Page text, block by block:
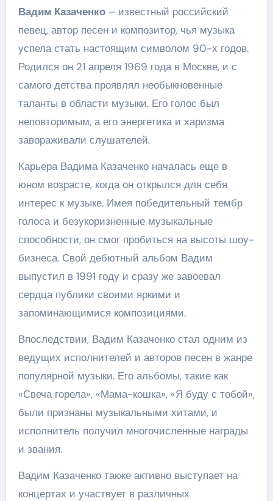
Вадим Казаченко– известный российский
певец, автор песен и композитор, чья музыка
успела стать настоящим символом 90-х годов.
Родился он 21 апреля 1969 года в Москве, и с
самого детства проявлял необыкновенные
таланты в области музыки. Его голос был
неповторимым, а его энергетика и харизма
завораживали слушателей.
Карьера Вадима Казаченко началась еще в
юном возрасте, когда он открылся для себя
интерес к музыке. Имея победительный тембр
голоса и безукоризненные музыкальные
способности, он смог пробиться на высоты шоу-
бизнеса. Свой дебютный альбом Вадим
выпустил в 1991 году и сразу же завоевал
сердца публики своими яркими и
запоминающимися композициями.
Впоследствии, Вадим Казаченко стал одним из
ведущих исполнителей и авторов песен в жанре
популярной музыки. Его альбомы, такие как
«Свеча горела», «Мама-кошка», «Я буду с тобой»,
были признаны музыкальными хитами, и
исполнитель получил многочисленные награды
и звания.
Вадим Казаченко также активно выступает на
концертах и участвует в различных